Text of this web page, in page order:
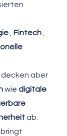
Fintech
aber
wie digitale
ab.